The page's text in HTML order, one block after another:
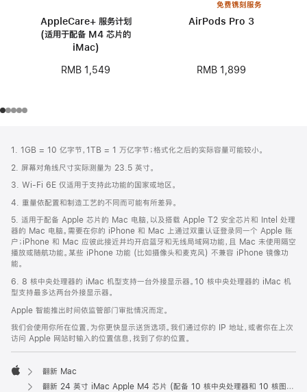
AppleCare+ 服务计划
(适用于配备 M4 芯片的
iMac)
RMB 1,549
免费镌刻服务
AirPods Pro 3
RMB 1,899
页
脚
注
1. 1GB = 10 亿字节，1TB = 1 万亿字节；格式化之后的实际容量可能较小。
2. 屏幕对角线尺寸实际测量为 23.5 英寸。
3. Wi-Fi 6E 仅适用于支持此功能的国家或地区。
4. 重量依配置和制造工艺的不同而可能有所差异。
5. 适用于配备 Apple 芯片的 Mac 电脑，以及搭载 Apple T2 安全芯片和 Intel 处理
器的 Mac 电脑。需要在你的 iPhone 和 Mac 上通过双重认证登录同一个 Apple 账
户；iPhone 和 Mac 应彼此接近并均开启蓝牙和无线局域网功能，且 Mac 未使用隔空
播放或随航功能。某些 iPhone 功能 (比如摄像头和麦克风) 不兼容 iPhone 镜像功
能。
6. 8 核中央处理器的 iMac 机型支持一台外接显示器。10 核中央处理器的 iMac 机
型支持最多达两台外接显示器。
Apple 智能推出时间依监管部门审批情况而定。
我们会使用你所在位置，为你更快显示送货选项。我们通过你的 IP 地址，或者你在上次
访问 Apple 网站时输入的位置信息，找到了你的位置。
Apple
翻新 Mac
翻新 24 英寸 iMac Apple M4 芯片 (配备 10 核中央处理器和 10 核图形处理器) 以及千兆以太网端口和纳米纹理玻璃面板 - 蓝色